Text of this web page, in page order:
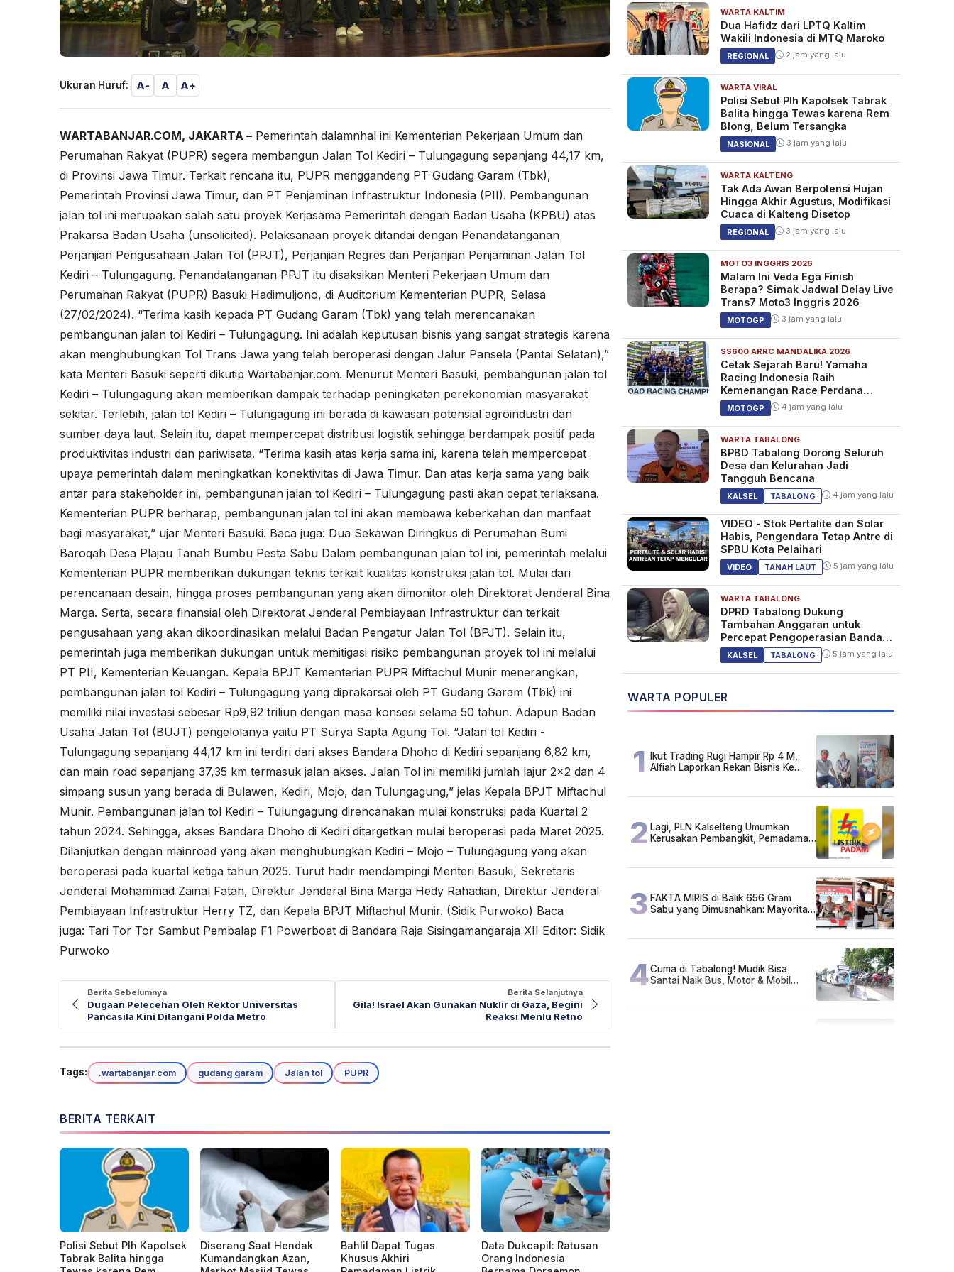
Ukuran Huruf: A- A A+
WARTABANJAR.COM, JAKARTA – Pemerintah dalamnhal ini Kementerian Pekerjaan Umum dan
Perumahan Rakyat (PUPR) segera membangun Jalan Tol Kediri – Tulungagung sepanjang 44,17 km,
di Provinsi Jawa Timur. Terkait rencana itu, PUPR menggandeng PT Gudang Garam (Tbk),
Pemerintah Provinsi Jawa Timur, dan PT Penjaminan Infrastruktur Indonesia (PII). Pembangunan
jalan tol ini merupakan salah satu proyek Kerjasama Pemerintah dengan Badan Usaha (KPBU) atas
Prakarsa Badan Usaha (unsolicited). Pelaksanaan proyek ditandai dengan Penandatanganan
Perjanjian Pengusahaan Jalan Tol (PPJT), Perjanjian Regres dan Perjanjian Penjaminan Jalan Tol
Kediri – Tulungagung. Penandatanganan PPJT itu disaksikan Menteri Pekerjaan Umum dan
Perumahan Rakyat (PUPR) Basuki Hadimuljono, di Auditorium Kementerian PUPR, Selasa
(27/02/2024). “Terima kasih kepada PT Gudang Garam (Tbk) yang telah merencanakan
pembangunan jalan tol Kediri – Tulungagung. Ini adalah keputusan bisnis yang sangat strategis karena
akan menghubungkan Tol Trans Jawa yang telah beroperasi dengan Jalur Pansela (Pantai Selatan),”
kata Menteri Basuki seperti dikutip Wartabanjar.com. Menurut Menteri Basuki, pembangunan jalan tol
Kediri – Tulungagung akan memberikan dampak terhadap peningkatan perekonomian masyarakat
sekitar. Terlebih, jalan tol Kediri – Tulungagung ini berada di kawasan potensial agroindustri dan
sumber daya laut. Selain itu, dapat mempercepat distribusi logistik sehingga berdampak positif pada
produktivitas industri dan pariwisata. “Terima kasih atas kerja sama ini, karena telah mempercepat
upaya pemerintah dalam meningkatkan konektivitas di Jawa Timur. Dan atas kerja sama yang baik
antar para stakeholder ini, pembangunan jalan tol Kediri – Tulungagung pasti akan cepat terlaksana.
Kementerian PUPR berharap, pembangunan jalan tol ini akan membawa keberkahan dan manfaat
bagi masyarakat,” ujar Menteri Basuki. Baca juga: Dua Sekawan Diringkus di Perumahan Bumi
Baroqah Desa Plajau Tanah Bumbu Pesta Sabu Dalam pembangunan jalan tol ini, pemerintah melalui
Kementerian PUPR memberikan dukungan teknis terkait kualitas konstruksi jalan tol. Mulai dari
perencanaan desain, hingga proses pembangunan yang akan dimonitor oleh Direktorat Jenderal Bina
Marga. Serta, secara finansial oleh Direktorat Jenderal Pembiayaan Infrastruktur dan terkait
pengusahaan yang akan dikoordinasikan melalui Badan Pengatur Jalan Tol (BPJT). Selain itu,
pemerintah juga memberikan dukungan untuk memitigasi risiko pembangunan proyek tol ini melalui
PT PII, Kementerian Keuangan. Kepala BPJT Kementerian PUPR Miftachul Munir menerangkan,
pembangunan jalan tol Kediri – Tulungagung yang diprakarsai oleh PT Gudang Garam (Tbk) ini
memiliki nilai investasi sebesar Rp9,92 triliun dengan masa konsesi selama 50 tahun. Adapun Badan
Usaha Jalan Tol (BUJT) pengelolanya yaitu PT Surya Sapta Agung Tol. “Jalan tol Kediri -
Tulungagung sepanjang 44,17 km ini terdiri dari akses Bandara Dhoho di Kediri sepanjang 6,82 km,
dan main road sepanjang 37,35 km termasuk jalan akses. Jalan Tol ini memiliki jumlah lajur 2x2 dan 4
simpang susun yang berada di Bulawen, Kediri, Mojo, dan Tulungagung,” jelas Kepala BPJT Miftachul
Munir. Pembangunan jalan tol Kediri – Tulungagung direncanakan mulai konstruksi pada Kuartal 2
tahun 2024. Sehingga, akses Bandara Dhoho di Kediri ditargetkan mulai beroperasi pada Maret 2025.
Dilanjutkan dengan mainroad yang akan menghubungkan Kediri – Mojo – Tulungagung yang akan
beroperasi pada kuartal ketiga tahun 2025. Turut hadir mendampingi Menteri Basuki, Sekretaris
Jenderal Mohammad Zainal Fatah, Direktur Jenderal Bina Marga Hedy Rahadian, Direktur Jenderal
Pembiayaan Infrastruktur Herry TZ, dan Kepala BPJT Miftachul Munir. (Sidik Purwoko) Baca
juga: Tari Tor Tor Sambut Pembalap F1 Powerboat di Bandara Raja Sisingamangaraja XII Editor: Sidik
Purwoko
Berita Sebelumnya
Dugaan Pelecehan Oleh Rektor Universitas
Pancasila Kini Ditangani Polda Metro
Berita Selanjutnya
Gila! Israel Akan Gunakan Nuklir di Gaza, Begini
Reaksi Menlu Retno
Tags: .wartabanjar.com gudang garam Jalan tol PUPR
BERITA TERKAIT
Polisi Sebut Plh Kapolsek
Tabrak Balita hingga
Diserang Saat Hendak
Kumandangkan Azan,
Bahlil Dapat Tugas
Khusus Akhiri
Data Dukcapil: Ratusan
Orang Indonesia
WARTA KALTIM
Dua Hafidz dari LPTQ Kaltim
Wakili Indonesia di MTQ Maroko
REGIONAL 2 jam yang lalu
WARTA VIRAL
Polisi Sebut Plh Kapolsek Tabrak
Balita hingga Tewas karena Rem
Blong, Belum Tersangka
NASIONAL 3 jam yang lalu
WARTA KALTENG
Tak Ada Awan Berpotensi Hujan
Hingga Akhir Agustus, Modifikasi
Cuaca di Kalteng Disetop
REGIONAL 3 jam yang lalu
MOTO3 INGGRIS 2026
Malam Ini Veda Ega Finish
Berapa? Simak Jadwal Delay Live
Trans7 Moto3 Inggris 2026
MOTOGP 3 jam yang lalu
SS600 ARRC MANDALIKA 2026
Cetak Sejarah Baru! Yamaha
Racing Indonesia Raih
Kemenangan Race Perdana
SS600 ARRC
MOTOGP 4 jam yang lalu
WARTA TABALONG
BPBD Tabalong Dorong Seluruh
Desa dan Kelurahan Jadi
Tangguh Bencana
KALSEL TABALONG 4 jam yang lalu
VIDEO - Stok Pertalite dan Solar
Habis, Pengendara Tetap Antre di
SPBU Kota Pelaihari
VIDEO TANAH LAUT 5 jam yang lalu
WARTA TABALONG
DPRD Tabalong Dukung
Tambahan Anggaran untuk
Percepat Pengoperasian Bandara
Warukin
KALSEL TABALONG 5 jam yang lalu
WARTA POPULER
1 Ikut Trading Rugi Hampir Rp 4 M,
Alfiah Laporkan Rekan Bisnis Ke
2 Lagi, PLN Kalselteng Umumkan
Kerusakan Pembangkit, Pemadaman
3 FAKTA MIRIS di Balik 656 Gram
Sabu yang Dimusnahkan: Mayoritas
4Cuma di Tabalong! Mudik Bisa
Santai Naik Bus, Motor & Mobil